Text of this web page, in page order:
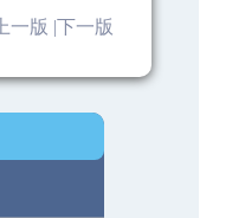
下一版
上一版 |